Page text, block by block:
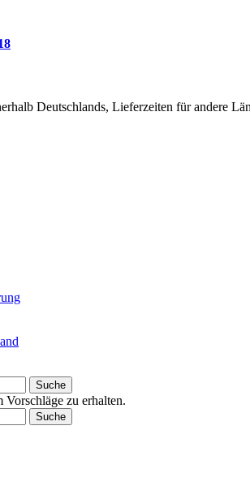
Deutschlands, Lieferzeiten für andere
Suche
Vorschläge zu erhalten.
Suche